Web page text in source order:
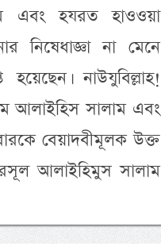
এবং হযরত হাওওয়া
নিষেধাজ্ঞা না মেনে
নাউযুবিল্লাহ!
আলাইহিস সালাম এবং
বেয়াদবীমূলক উক্ত
আলাইহিমুস সালাম